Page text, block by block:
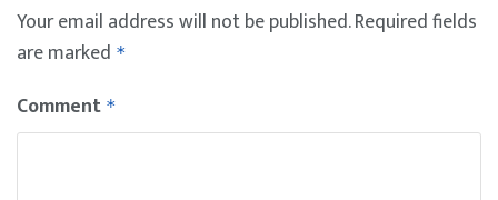
Your email address will not be published.Required fields
are marked *
Comment *